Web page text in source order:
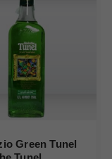
Green Tunel